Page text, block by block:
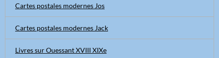
Cartes postales modernes Jos
Cartes postales modernes Jack
Livres sur Ouessant XVIII XIXe